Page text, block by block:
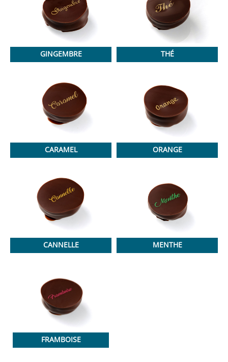
GINGEMBRE THÉ
CARAMEL ORANGE
CANNELLE MENTHE
FRAMBOISE